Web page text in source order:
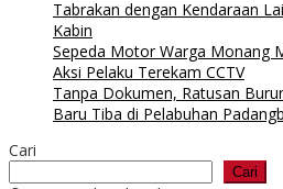
Tabrakan dengan Kendaraan
Kabin
Sepeda Motor Warga Monang
Aksi Pelaku Terekam CCTV
Tanpa Dokumen, Ratusan
Baru Tiba di Pelabuhan
Cari
Cari